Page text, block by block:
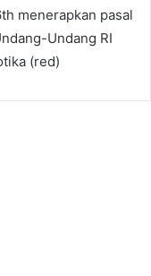
menerapkan pasal
Undang RI
(red)